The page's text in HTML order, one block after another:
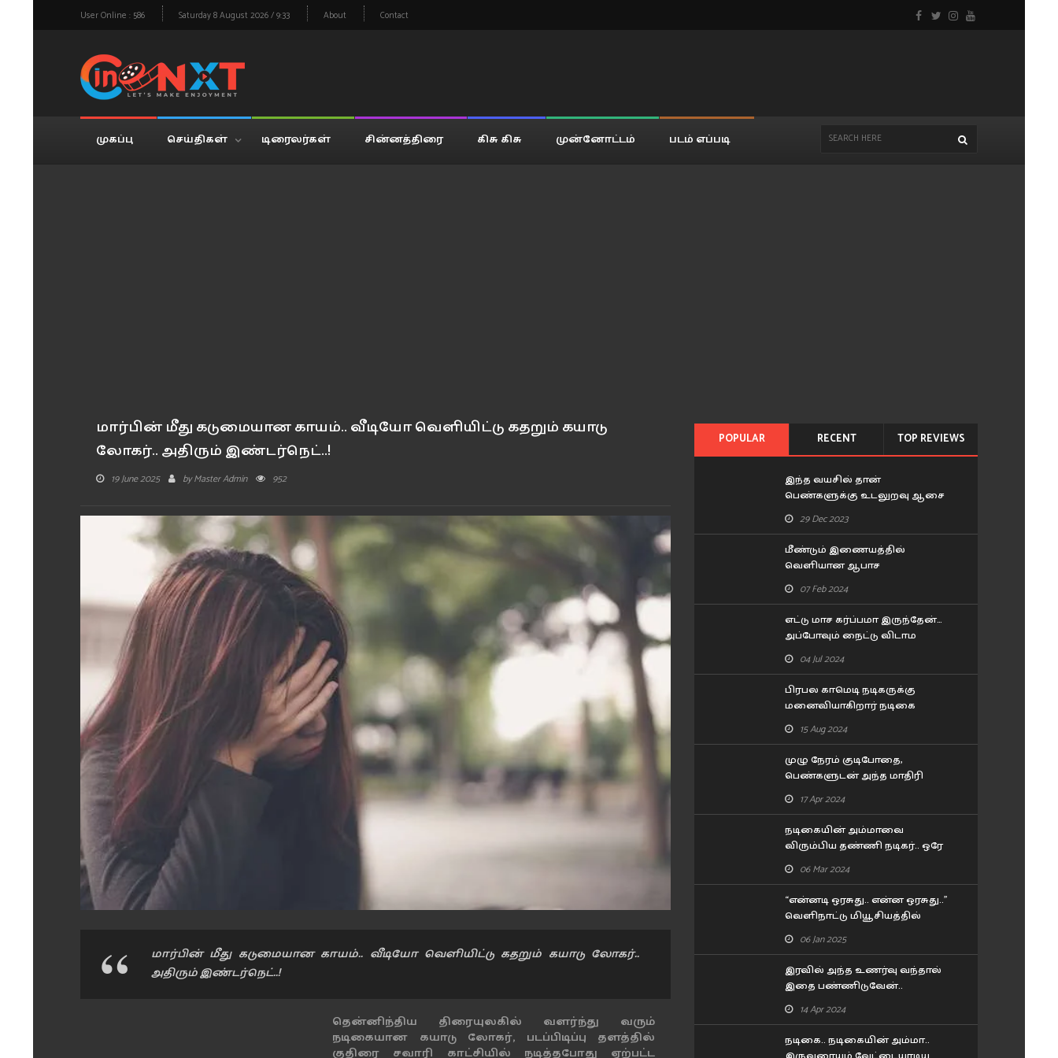
User Online : 586 Saturday 8 August 2026 / 9:33 About Contact
முகப்பு செய்திகள் டிரைலர்கள் சின்னத்திரை கிசு கிசு முன்னோட்டம் படம் எப்படி
மார்பின் மீது கடுமையான காயம்.. வீடியோ வெளியிட்டு கதறும் கயாடு
லோகர்.. அதிரும் இண்டர்நெட்..!
19 June 2025 byMaster Admin 952
மார்பின் மீது கடுமையான காயம்.. வீடியோ வெளியிட்டு கதறும் கயாடு லோகர்..
அதிரும் இண்டர்நெட்..!
தென்னிந்திய திரையுலகில் வளர்ந்து வரும்
நடிகையான கயாடு லோகர், படப்பிடிப்பு தளத்தில்
குதிரை சவாரி காட்சியில் நடித்தபோது ஏற்பட்ட
POPULAR RECENT TOP REVIEWS
இந்த வயசில் தான்
பெண்களுக்கு உடலுறவு ஆசை
அதிகம் இருக்கும்.. கூச்சமின்றி
கூறிய வித்யா பாலன்..!
29 Dec 2023
மீண்டும் இணையத்தில்
வெளியான ஆபாச
புகைப்படங்கள்.. சீரியல் நடிகை
பிரவீனா செய்த சம்பவம்..!
07 Feb 2024
எட்டு மாச கர்ப்பமா இருந்தேன்…
அப்போவும் நைட்டு விடாம
டார்ச்சர் பண்ணாரு.. ரகசியம்
உடைத்த குஷ்பூ..!
04 Jul 2024
பிரபல காமெடி நடிகருக்கு
மனைவியாகிறார் நடிகை
லட்சுமி மேனன்..! யாருன்னு
பாருங்க..!
15 Aug 2024
முழு நேரம் குடிபோதை,
பெண்களுடன் அந்த மாதிரி
பழக்கம்.. 80 வயது இயக்குனர்
பாரதிராஜா செய்த காரியம்!!
17 Apr 2024
நடிகையின் அம்மாவை
விரும்பிய தண்ணி நடிகர்.. ஒரே
போன் காலில் இறங்கி வந்த 57
வயசு தேர் நடிகை..
06 Mar 2024
“என்னடி ஒரசுது.. என்ன ஒரசுது..”
வெளிநாட்டு மியூசியத்தில்
பிரியா பவானி சங்கர் செய்த
கன்றாவி..!
06 Jan 2025
இரவில் அந்த உணர்வு வந்தால்
இதை பண்ணிடுவேன்..
கூச்சமின்றி கூறிய நடிகை
சோனா..!
14 Apr 2024
நடிகை.. நடிகையின் அம்மா..